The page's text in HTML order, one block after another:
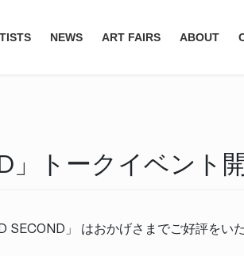
NEWS ART FAIRS ABOUT
」トークイベント
」 はおかげさまでご好評をい